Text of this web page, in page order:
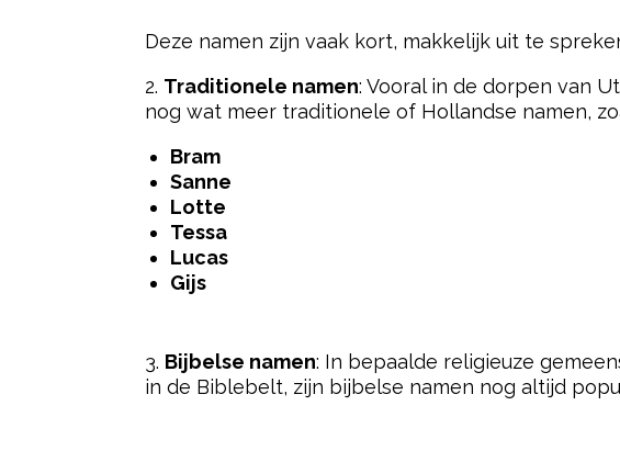
Deze namen zijn vaak kort, makkelijk uit te
2. Traditionele namen: Vooral in de dorpen van
nog wat meer traditionele of Hollandse namen,
Bram
Sanne
Lotte
Tessa
Lucas
Gijs
3. Bijbelse namen: In bepaalde religieuze
in de Biblebelt, zijn bijbelse namen nog altijd